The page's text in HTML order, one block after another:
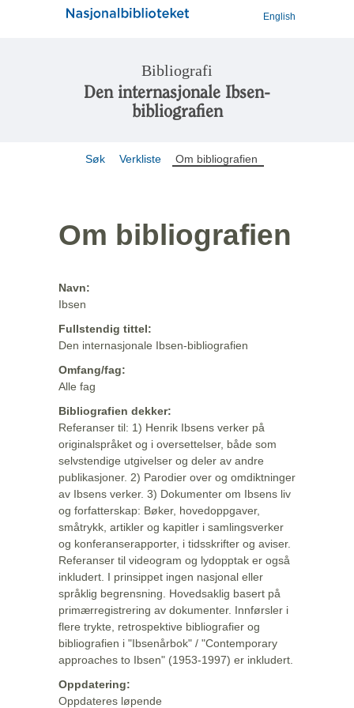
English
Bibliografi
Den internasjonale Ibsen-
bibliografien
Søk Verkliste Om bibliografien
Om bibliografien
Navn:
Ibsen
Fullstendig tittel:
Den internasjonale Ibsen-bibliografien
Omfang/fag:
Alle fag
Bibliografien dekker:
Referanser til: 1) Henrik Ibsens verker på
originalspråket og i oversettelser, både som
selvstendige utgivelser og deler av andre
publikasjoner. 2) Parodier over og omdiktninger
av Ibsens verker. 3) Dokumenter om Ibsens liv
og forfatterskap: Bøker, hovedoppgaver,
småtrykk, artikler og kapitler i samlingsverker
og konferanserapporter, i tidsskrifter og aviser.
Referanser til videogram og lydopptak er også
inkludert. I prinsippet ingen nasjonal eller
språklig begrensning. Hovedsaklig basert på
primærregistrering av dokumenter. Innførsler i
flere trykte, retrospektive bibliografier og
bibliografien i "Ibsenårbok" / "Contemporary
approaches to Ibsen" (1953-1997) er inkludert.
Oppdatering:
Oppdateres løpende